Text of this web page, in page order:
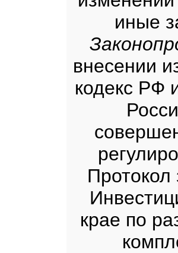
иные
внесении
кодекс РФ
Протокол
крае по